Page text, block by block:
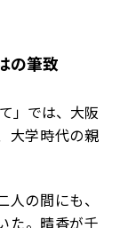
の筆致
」では、大阪
大学時代の親
の間にも、
た。晴香が千